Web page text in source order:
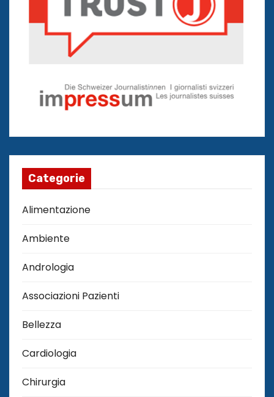
Categorie
Alimentazione
Ambiente
Andrologia
Associazioni Pazienti
Bellezza
Cardiologia
Chirurgia